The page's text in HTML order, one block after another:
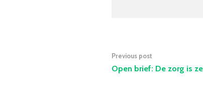
Previous post
Open brief: De zorg is